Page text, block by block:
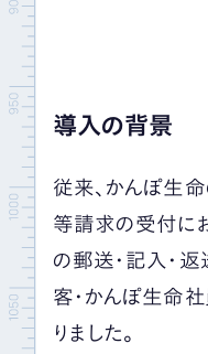
導入の背景
従来、かんぽ生
等請求の受付に
の郵送・記入・
客・かんぽ生命
りました。